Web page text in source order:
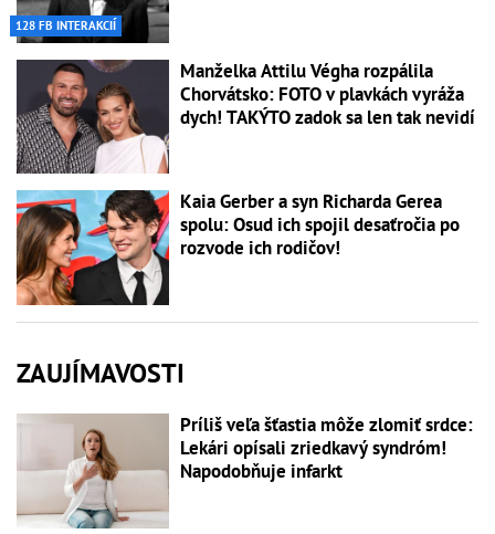
128 FB INTERAKCIÍ
Manželka Attilu Végha rozpálila
Chorvátsko: FOTO v plavkách vyráža
dych! TAKÝTO zadok sa len tak nevidí
Kaia Gerber a syn Richarda Gerea
spolu: Osud ich spojil desaťročia po
rozvode ich rodičov!
ZAUJÍMAVOSTI
Príliš veľa šťastia môže zlomiť srdce:
Lekári opísali zriedkavý syndróm!
Napodobňuje infarkt